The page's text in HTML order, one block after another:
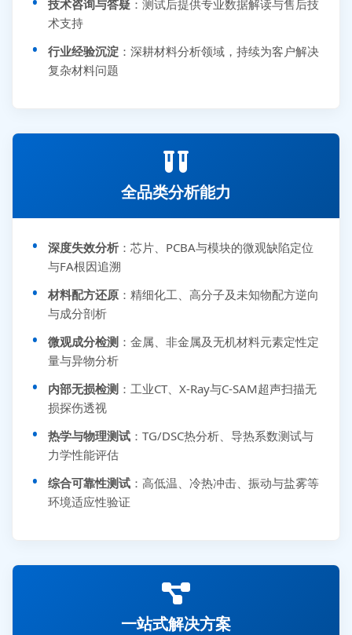
技术咨询与答疑 ：测试后提供专业数据解读与售后技
术支持
行业经验沉淀 ：深耕材料分析领域，持续为客户解决
复杂材料问题
全品类分析能力
深度失效分析 ：芯片、PCBA与模块的微观缺陷定位
与FA根因追溯
材料配方还原 ：精细化工、高分子及未知物配方逆向
与成分剖析
微观成分检测 ：金属、非金属及无机材料元素定性定
量与异物分析
内部无损检测 ：工业CT、X-Ray与C-SAM超声扫描无
损探伤透视
热学与物理测试 ：TG/DSC热分析、导热系数测试与
力学性能评估
综合可靠性测试 ：高低温、冷热冲击、振动与盐雾等
环境适应性验证
一站式解决方案